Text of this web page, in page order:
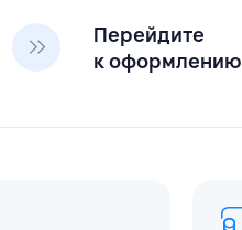
Перейдите
к оформлению